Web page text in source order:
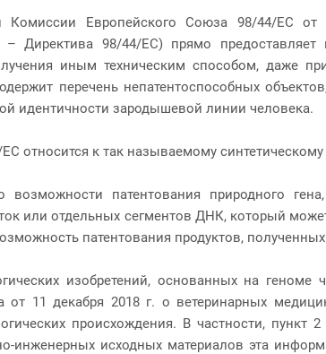
Комиссии Европейского Союза 98/44/ЕС
– Директива 98/44/ЕС) прямо
иным техническим способом, даже при
перечень непатентоспособных
идентичности зародышевой линии человека.
относится к так называемому синтетическому
патентования природного
или отдельных сегментов ДНК, который
патентования продуктов,
изобретений, основанных на геноме
11 декабря 2018 г. о ветеринарных
происхождения. В частности, пункт
инженерных исходных материалов эта